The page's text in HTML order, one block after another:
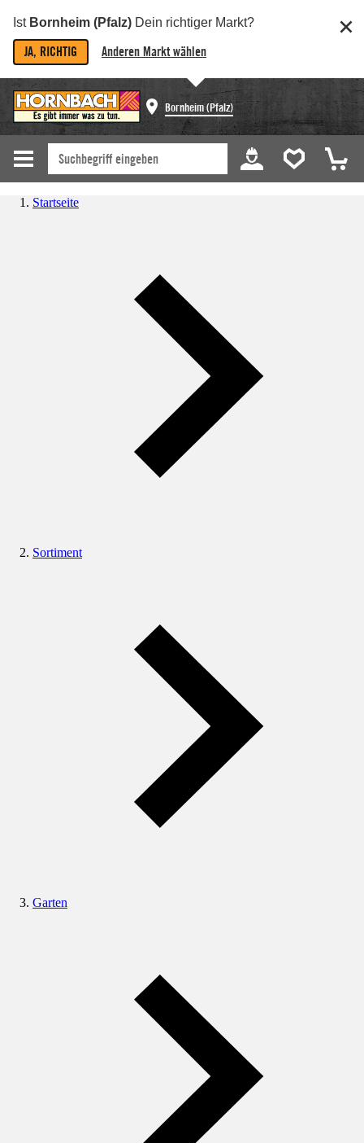
Ist Bornheim (Pfalz) Dein richtiger Markt?
JA, RICHTIG Anderen Markt wählen
Bornheim (Pfalz)
Startseite
Sortiment
Garten